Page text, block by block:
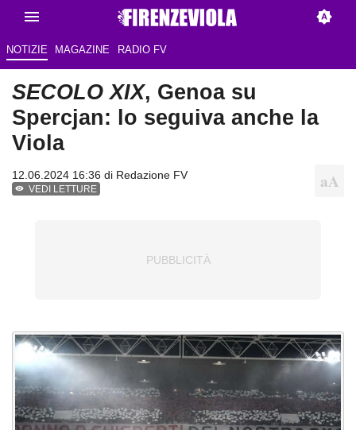
NOTIZIE MAGAZINE RADIO FV
SECOLO XIX, Genoa su
Spercjan: lo seguiva anche la
Viola
12.06.2024 16:36 di Redazione FV
VEDI LETTURE